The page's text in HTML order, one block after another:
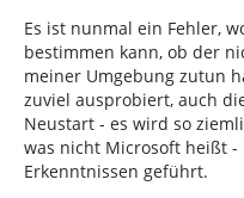
Es ist nunmal ein Fehler,
bestimmen kann, ob der
meiner Umgebung zutun
zuviel ausprobiert, auch
Neustart - es wird so
was nicht Microsoft heißt -
Erkenntnissen geführt.